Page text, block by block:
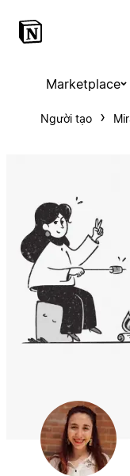
Marketplace
Người tạo